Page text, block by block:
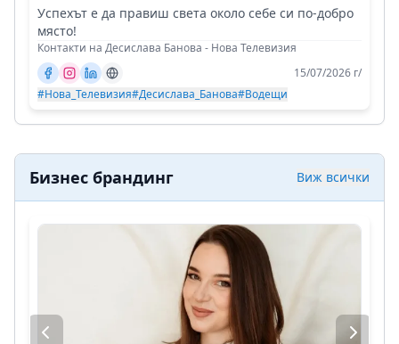
Успехът е да правиш света около себе си по-добро
място!
Контакти на Десислава Банова - Нова Телевизия
15/07/2026 г/
#Нова_Телевизия#Десислава_Банова#Водещи
Бизнес брандинг Виж всички